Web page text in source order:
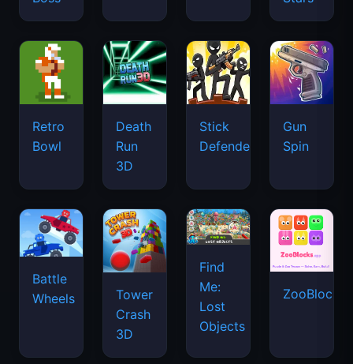
Retro
Bowl
Death
Run
3D
Stick
Defenders
Gun
Spin
Battle
Wheels
Tower
Crash
3D
Find
Me:
Lost
Objects
ZooBlocks